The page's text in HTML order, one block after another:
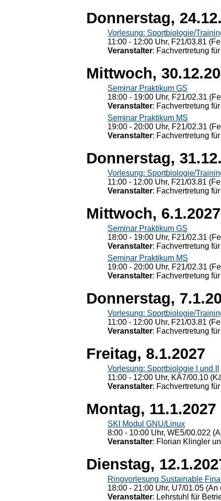
Donnerstag,
Vorlesung: Sportbiologie/
11:00 - 12:00 Uhr, F21/03.81
Veranstalter: Fachvertretung
Mittwoch,
Seminar Praktikum GS
18:00 - 19:00 Uhr, F21/02.31
Veranstalter: Fachvertretung
Seminar Praktikum MS
19:00 - 20:00 Uhr, F21/02.31
Veranstalter: Fachvertretung
Donnerstag,
Vorlesung: Sportbiologie/
11:00 - 12:00 Uhr, F21/03.81
Veranstalter: Fachvertretung
Mittwoch, 6.1.2027
Seminar Praktikum GS
18:00 - 19:00 Uhr, F21/02.31
Veranstalter: Fachvertretung
Seminar Praktikum MS
19:00 - 20:00 Uhr, F21/02.31
Veranstalter: Fachvertretung
Donnerstag,
Vorlesung: Sportbiologie/
11:00 - 12:00 Uhr, F21/03.81
Veranstalter: Fachvertretung
Freitag, 8.1.2027
Vorlesung: Sportbiologie I und II
11:00 - 12:00 Uhr, KÄ7/00.10
Veranstalter: Fachvertretung
Montag, 11.1.2027
SKI Modul GNU/Linux
8:00 - 10:00 Uhr, WE5/00.022
Veranstalter: Florian Klingler
Dienstag,
Ringvorlesung Sustainable
18:00 - 21:00 Uhr, U7/01.05
Veranstalter: Lehrstuhl für